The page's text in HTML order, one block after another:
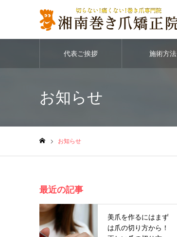
代表ご挨拶 施術方法
お知らせ
お知らせ
最近の記事
美爪を作るにはまず
は爪の切り方から！